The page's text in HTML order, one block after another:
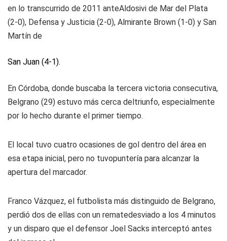
en lo transcurrido de 2011 anteAldosivi de Mar del Plata
(2-0), Defensa y Justicia (2-0), Almirante Brown (1-0) y San
Martín de
San Juan (4-1).
En Córdoba, donde buscaba la tercera victoria consecutiva,
Belgrano (29) estuvo más cerca deltriunfo, especialmente
por lo hecho durante el primer tiempo.
El local tuvo cuatro ocasiones de gol dentro del área en
esa etapa inicial, pero no tuvopuntería para alcanzar la
apertura del marcador.
Franco Vázquez, el futbolista más distinguido de Belgrano,
perdió dos de ellas con un rematedesviado a los 4 minutos
y un disparo que el defensor Joel Sacks interceptó antes